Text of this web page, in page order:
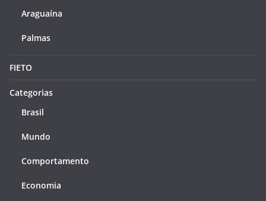
Araguaína
Palmas
FIETO
Categorias
Brasil
Mundo
Comportamento
Economia